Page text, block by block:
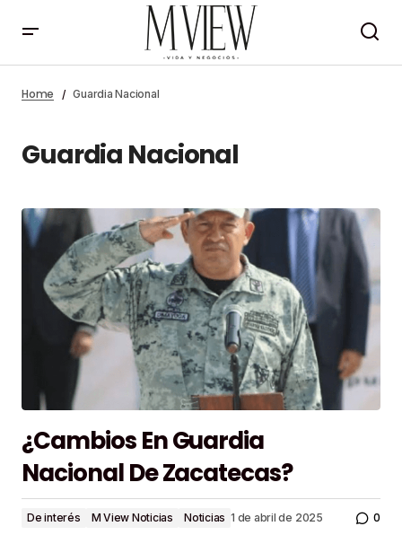
Home Guardia Nacional
Guardia Nacional
¿Cambios En Guardia
Nacional De Zacatecas?
De interés M View Noticias Noticias 1 de abril de 2025 0